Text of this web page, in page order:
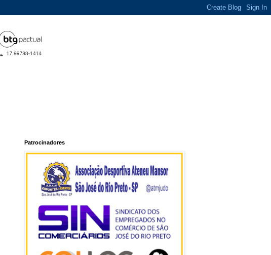
Patrocinadores